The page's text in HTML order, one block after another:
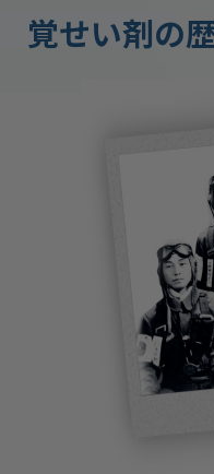
覚せい剤の